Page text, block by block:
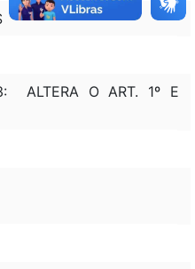
ALTERA O ART. 1º E